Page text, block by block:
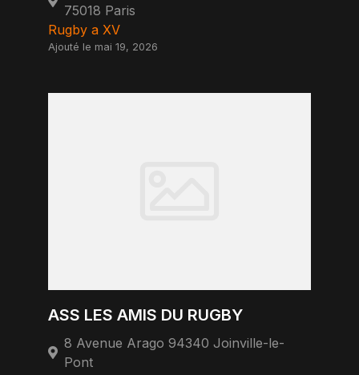
75018 Paris
Rugby a XV
Ajouté le mai 19, 2026
ASS LES AMIS DU RUGBY
8 Avenue Arago 94340 Joinville-le-
Pont